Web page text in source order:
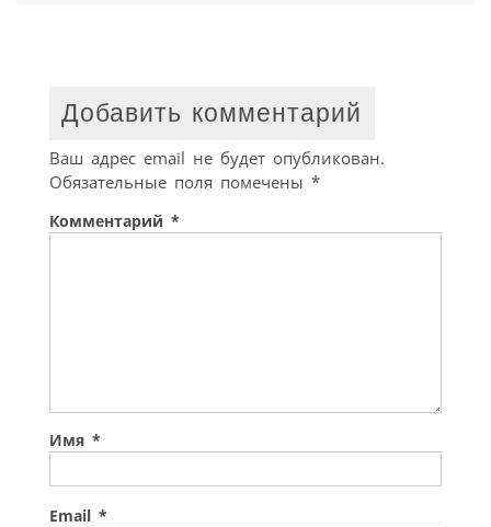
Добавить комментарий
Ваш адрес email не будет опубликован.
Обязательные поля помечены *
Комментарий *
Имя *
Email *